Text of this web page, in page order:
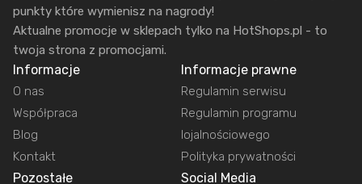
punkty które wymienisz na nagrody!
Aktualne promocje w sklepach tylko na HotShops.pl - to
twoja strona z promocjami.
Informacje
O nas
Współpraca
Blog
Kontakt
Informacje prawne
Regulamin serwisu
Regulamin programu
lojalnościowego
Polityka prywatności
Pozostałe Social Media